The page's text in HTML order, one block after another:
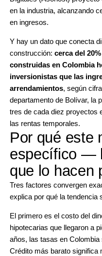
en la industria, alcanzando
en ingresos.
Y hay un dato que conecta
construcción: cerca del
construidas en Colombia
inversionistas que las
arrendamientos, según
departamento de Bolívar, la
tres de cada diez proyectos
las rentas temporales.
Por qué este
específico —
que lo hacen
Tres factores convergen
explica por qué la tendencia
El primero es el costo del
hipotecarias que llegaron a
años, las tasas en
Crédito más barato